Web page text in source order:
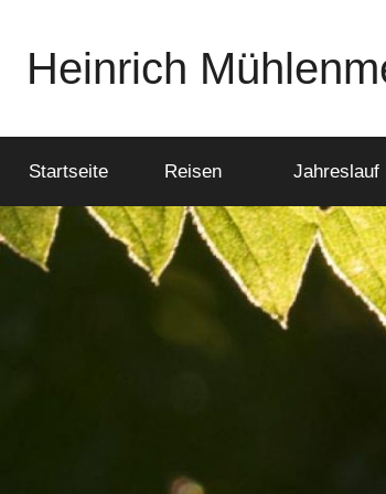
springen
Heinrich
zu
Glauben,
Fotografie,
…
Startseite Reisen Jahreslauf